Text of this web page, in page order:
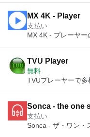
MX 4K - Player
支払い
MX 4K - プレーヤー
TVU Player
無料
TVUプレーヤーで
Sonca - the one
支払い
Sonca - ザ・ワン・